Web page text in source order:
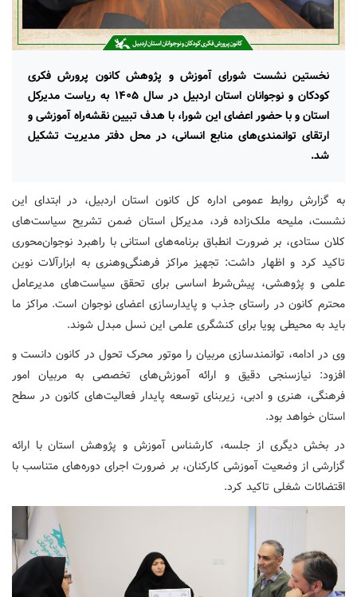
نخستین نشست شورای آموزش و پژوهش کانون پرورش فکری
کودکان و نوجوانان استان اردبیل در سال ۱۴۰۵ به ریاست مدیرکل
استان و با حضور اعضای این شورا، با هدف تبیین نقشه‌راه آموزشی و
ارتقای توانمندی‌های منابع انسانی، در محل دفتر مدیریت تشکیل
شد.
به گزارش روابط عمومی اداره کل کانون استان اردبیل، در ابتدای این
نشست، ملیحه ملک‌زاده فرد، مدیرکل استان ضمن تشریح سیاست‌های
کلان ستادی، بر ضرورت انطباق برنامه‌های استانی با راهبرد نوجوان‌محوری
تاکید کرد و اظهار داشت: تجهیز مراکز فرهنگی‌وهنری به ابزارآلات نوین
علمی و پژوهشی، پیش‌شرط اساسی برای تحقق سیاست‌های مدیرعامل
محترم کانون در راستای جذب و پایدارسازی اعضای نوجوان است. مراکز ما
باید به محیطی پویا برای کنشگری علمی این نسل مبدل شوند.
وی در ادامه، توانمندسازی مربیان را موتور محرک تحول در کانون دانست و
افزود: نیازسنجی دقیق و ارائه آموزش‌های تخصصی به مربیان امور
فرهنگی، هنری و ادبی، زیربنای توسعه پایدار فعالیت‌های کانون در سطح
استان خواهد بود.
در بخش دیگری از جلسه، کارشناس آموزش و پژوهش استان با ارائه
گزارشی از وضعیت آموزشی کارکنان، بر ضرورت اجرای دوره‌های متناسب با
اقتضائات شغلی تاکید کرد.